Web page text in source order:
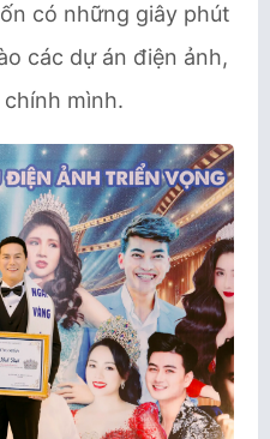
có những giây phút
các dự án điện ảnh,
mình.